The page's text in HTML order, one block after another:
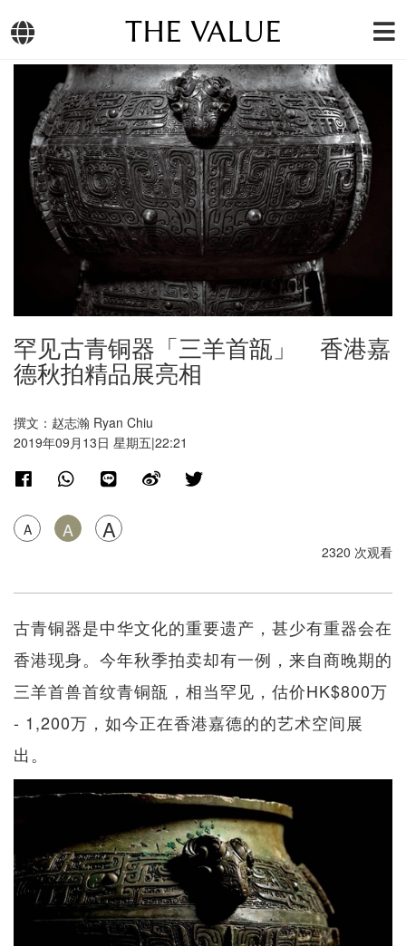
THE VALUE
罕见古青铜器「三羊首瓿」 香港嘉
德秋拍精品展亮相
撰文：赵志瀚 Ryan Chiu
2019年09月13日 星期五|22:21
A A A
2320 次观看
古青铜器是中华文化的重要遗产，甚少有重器会在
香港现身。今年秋季拍卖却有一例，来自商晚期的
三羊首兽首纹青铜瓿，相当罕见，估价HK$800万
- 1,200万，如今正在香港嘉德的的艺术空间展
出。